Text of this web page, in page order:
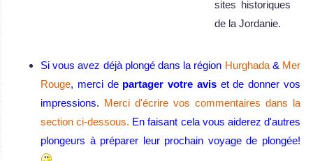
sites historiques
de la Jordanie.
Eilat
Eilat, en Israël,
offre des
conditions de
Si vous avez déjà plongé dans la région Hurghada& Mer
Rouge, merci de partager votre aviset de donner vos
impressions. Merci d'écrire vos commentaires dans la
section ci-dessous. En faisant cela vous aiderez d'autres
plongeurs à préparer leur prochain voyage de plongée!